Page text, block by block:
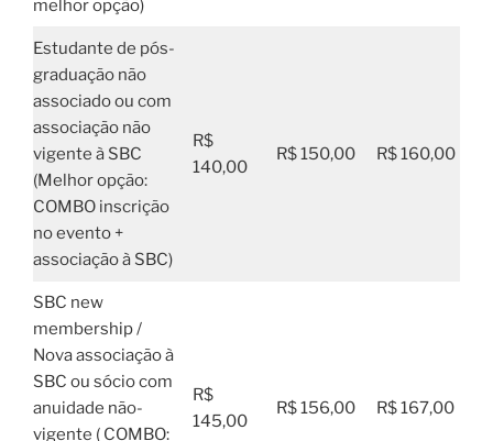
melhor opção)
Estudante de pós-
graduação não
associado ou com
associação não
vigente à SBC
(Melhor opção:
COMBO inscrição
no evento +
associação à SBC)
R$
140,00
R$ 150,00 R$ 160,00
SBC new
membership /
Nova associação à
SBC ou sócio com
anuidade não-
vigente ( COMBO:
R$
145,00
R$ 156,00 R$ 167,00